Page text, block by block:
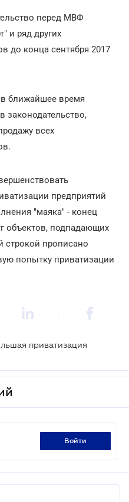
перед МВФ
и ряд других
до конца сентября 2017
в ближайшее время
законодательство,
всех
предприятий
"маяка" - конец
объектов, подпадающих
строкой прописано
попытку приватизации
приватизация
войти